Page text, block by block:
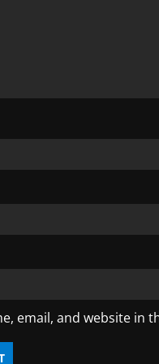
email, and website in